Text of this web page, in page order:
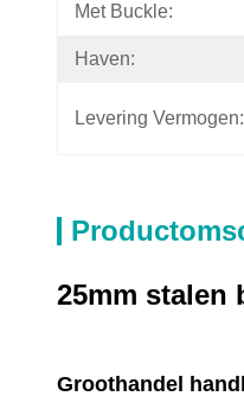
Met Buckle:
Haven:
Levering Vermogen:
25mm stalen
Groothandel